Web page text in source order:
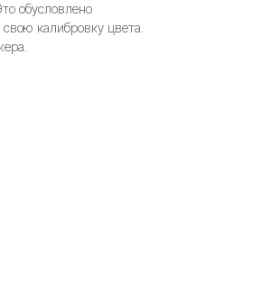
обусловлено
калибровку цвета.